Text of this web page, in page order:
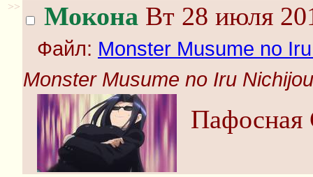
>> Мокона Вт 28 июля
Файл: Monster Musume no
Monster Musume no Iru
Пафосная